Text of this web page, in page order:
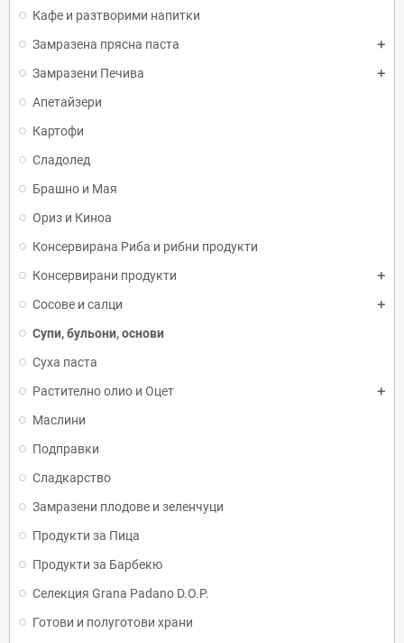
Кафе и разтворими напитки
Замразена прясна паста
Замразени Печива
Апетайзери
Картофи
Сладолед
Брашно и Мая
Ориз и Киноа
Консервирана Риба и рибни продукти
Консервирани продукти
Сосове и салци
Супи, бульони, основи
Суха паста
Растително олио и Оцет
Маслини
Подправки
Сладкарство
Замразени плодове и зеленчуци
Продукти за Пица
Продукти за Барбекю
Селекция Grana Padano D.O.P.
Готови и полуготови храни